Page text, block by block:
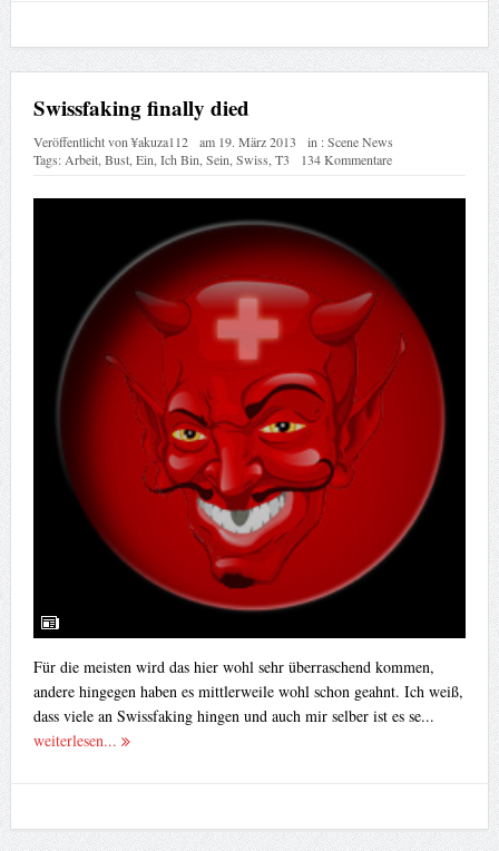
Swissfaking finally died
Veröffentlicht von¥akuza112 am 19. März 2013 in :Scene News
Tags:Arbeit,Bust,Ein,Ich Bin,Sein,Swiss,T3 134 Kommentare
Für die meisten wird das hier wohl sehr überraschend kommen,
andere hingegen haben es mittlerweile wohl schon geahnt. Ich weiß,
dass viele an Swissfaking hingen und auch mir selber ist es se...
weiterlesen...